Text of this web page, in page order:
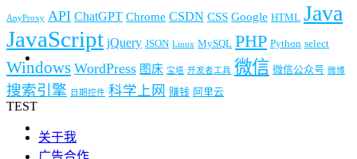
AnyProxy API ChatGPT Chrome CSDN CSS Google HTML Java
JavaScript jQuery JSON Linux MySQL PHP Python select
Windows WordPress 图床 宝塔 开发者工具 微信 微信公众号 微博
搜索引擎 日期控件 科学上网 赚钱 阿里云
TEST
关于我